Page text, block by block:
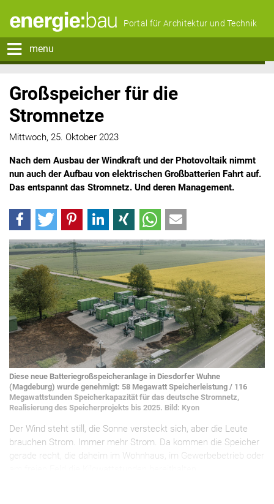
Portal für Architektur und Technik
menu
Großspeicher für die
Stromnetze
Mittwoch, 25. Oktober 2023
Nach dem Ausbau der Windkraft und der Photovoltaik nimmt
nun auch der Aufbau von elektrischen Großbatterien Fahrt auf.
Das entspannt das Stromnetz. Und deren Management.
Diese neue Batteriegroßspeicheranlage in Diesdorfer Wuhne
(Magdeburg) wurde genehmigt: 58 Megawatt Speicherleistung / 116
Megawattstunden Speicherkapazität für das deutsche Stromnetz,
Realisierung des Speicherprojekts bis 2025. Bild: Kyon
Der Wind steht still, die Sonne versteckt sich, aber die Leute
brauchen Strom. Immer mehr Strom. Da kommen die Speicher
gerade recht, die daheim im Wohnhaus, im Gewerbebetrieb oder